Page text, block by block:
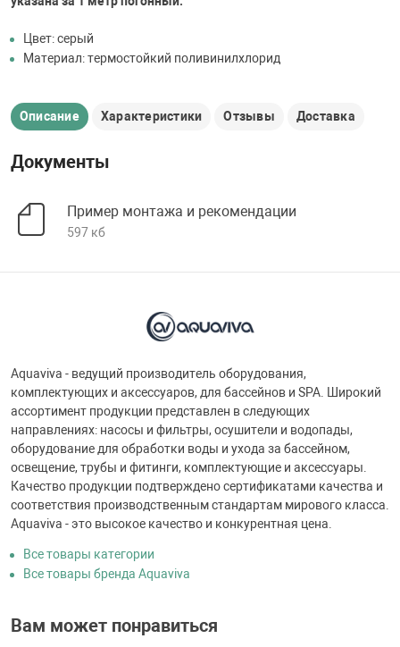
Цвет: серый
Материал: термостойкий поливинилхлорид
Описание Характеристики Отзывы Доставка
Документы
Пример монтажа и рекомендации
597 кб
Aquaviva - ведущий производитель оборудования,
комплектующих и аксессуаров, для бассейнов и SPA. Широкий
ассортимент продукции представлен в следующих
направлениях: насосы и фильтры, осушители и водопады,
оборудование для обработки воды и ухода за бассейном,
освещение, трубы и фитинги, комплектующие и аксессуары.
Качество продукции подтверждено сертификатами качества и
соответствия производственным стандартам мирового класса.
Aquaviva - это высокое качество и конкурентная цена.
Все товары категории
Все товары бренда Aquaviva
Вам может понравиться